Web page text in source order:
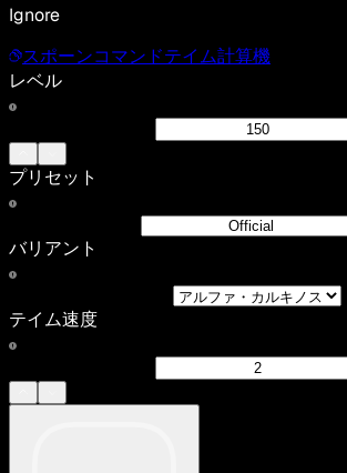
Ignore
スポーンコマンドテイム計算機
レベル
プリセット
バリアント
テイム速度